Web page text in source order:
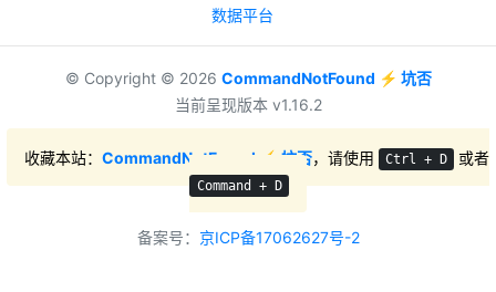
数据平台
© Copyright © 2026 CommandNotFound ⚡️ 坑否
当前呈现版本 v1.16.2
收藏本站： CommandNotFound ⚡️ 坑否，请使用 Ctrl + D 或者
Command + D
备案号： 京ICP备17062627号-2